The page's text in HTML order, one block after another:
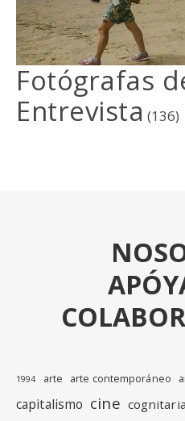
Fotógrafas
Entrevista (136)
1994 arte arte contemporáneo
capitalismo cine